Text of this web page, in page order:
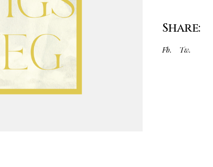
Share:
Fb. Tw.